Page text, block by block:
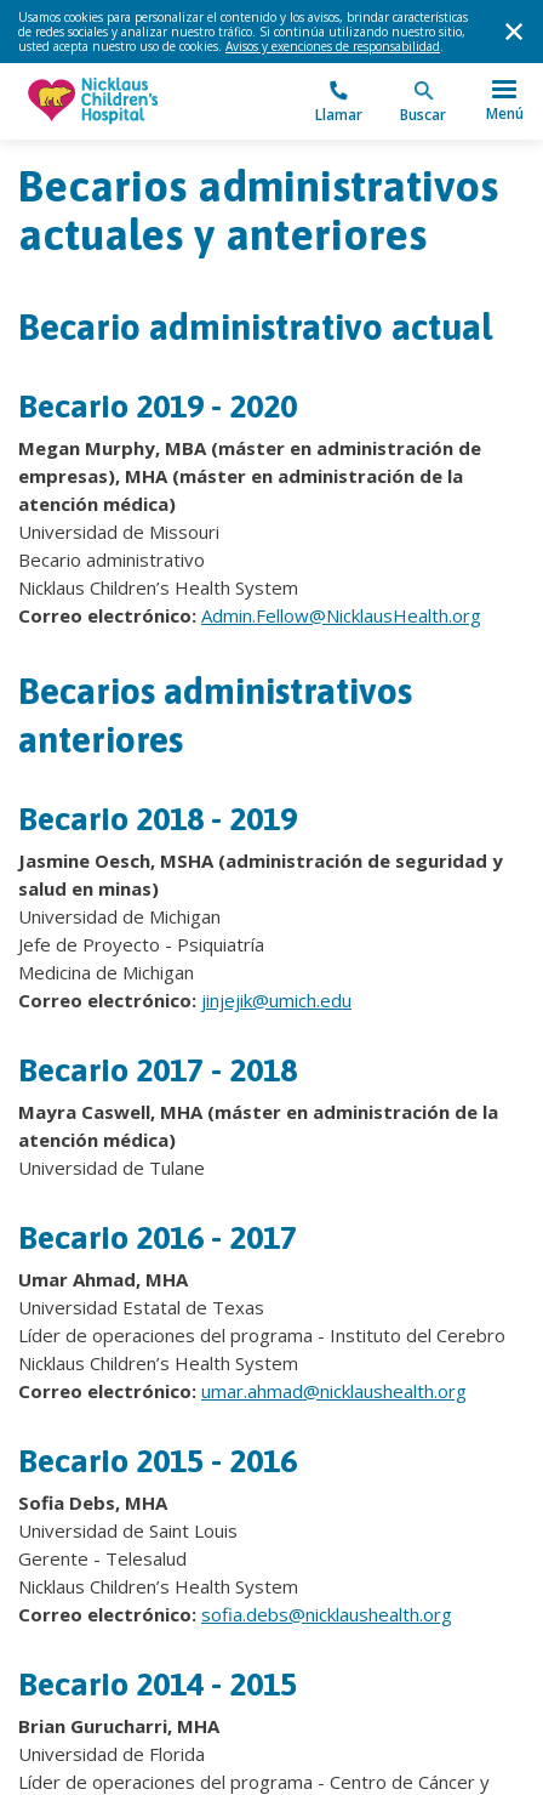
Usamos cookies para personalizar el contenido y los avisos, brindar características
de redes sociales y analizar nuestro tráfico. Si continúa utilizando nuestro sitio,
usted acepta nuestro uso de cookies. Avisos y exenciones de responsabilidad.
Llamar Buscar Menú
Becarios administrativos
actuales y anteriores
Becario administrativo actual
Becario 2019 - 2020
Megan Murphy, MBA (máster en administración de
empresas), MHA (máster en administración de la
atención médica)
Universidad de Missouri
Becario administrativo
Nicklaus Children’s Health System
Correo electrónico: Admin.Fellow@NicklausHealth.org
Becarios administrativos
anteriores
Becario 2018 - 2019
Jasmine Oesch, MSHA (administración de seguridad y
salud en minas)
Universidad de Michigan
Jefe de Proyecto - Psiquiatría
Medicina de Michigan
Correo electrónico: jinjejik@umich.edu
Becario 2017 - 2018
Mayra Caswell, MHA (máster en administración de la
atención médica)
Universidad de Tulane
Becario 2016 - 2017
Umar Ahmad, MHA
Universidad Estatal de Texas
Líder de operaciones del programa - Instituto del Cerebro
Nicklaus Children’s Health System
Correo electrónico: umar.ahmad@nicklaushealth.org
Becario 2015 - 2016
Sofia Debs, MHA
Universidad de Saint Louis
Gerente - Telesalud
Nicklaus Children’s Health System
Correo electrónico: sofia.debs@nicklaushealth.org
Becario 2014 - 2015
Brian Gurucharri, MHA
Universidad de Florida
Líder de operaciones del programa - Centro de Cáncer y